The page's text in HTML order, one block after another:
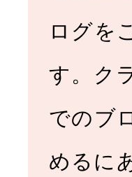
ログを
す。ク
でのブ
めるに